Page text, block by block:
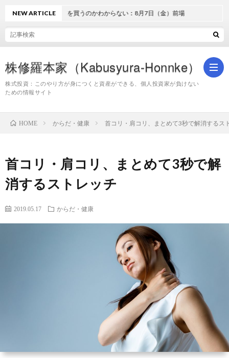
株修羅本家（Kabusyura-Honnke）
株式投資：このやり方が身につくと資産ができる、個人投資家が負けない
ための情報サイト
株
勢
マ
NEW ARTICLE
どうしてTOPIXを買うのかわからない：8月7日（金）前場
HOME からだ・健康 首コリ・肩コリ、まとめて3秒で解消するス
首コリ・肩コリ、まとめて3秒で解
消するストレッチ
2019.05.17 からだ・健康